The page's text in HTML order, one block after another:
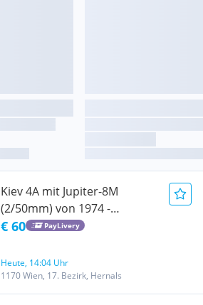
Kiev 4A mit Jupiter-8M
(2/50mm) von 1974 -
Filmgetestet &
€ 60 PayLivery
Heute, 14:04 Uhr
1170 Wien, 17. Bezirk, Hernals